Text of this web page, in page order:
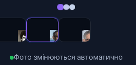
Фото змінюються автоматично